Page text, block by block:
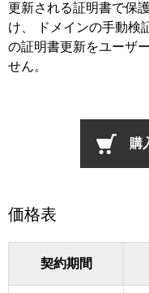
更新される証明書で保
け、 ドメインの手動検
の証明書更新をユーザ
せん。
購
価格表
契約期間